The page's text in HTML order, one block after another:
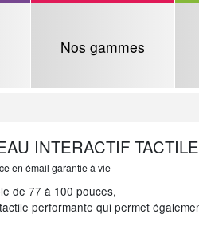
Nos gammes
INTERACTIF
en émail garantie à vie
de 77 à 100 pouces,
performante qui permet